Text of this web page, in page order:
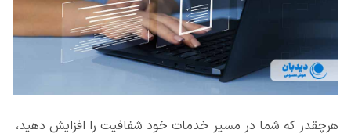
هرچقدر که شما در مسیر خدمات خود شفافیت را افزایش دهید،